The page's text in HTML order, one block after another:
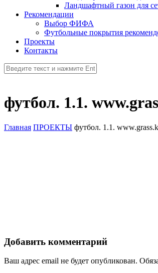
Ландшафтный газон для
Рекомендации
Выбор ФИФА
Футбольные покрытия
Проекты
Контакты
футбол. 1.1.
Главная ПРОЕКТЫ футбол. 1.1.
Добавить комментарий
Ваш адрес email не будет опубликован.